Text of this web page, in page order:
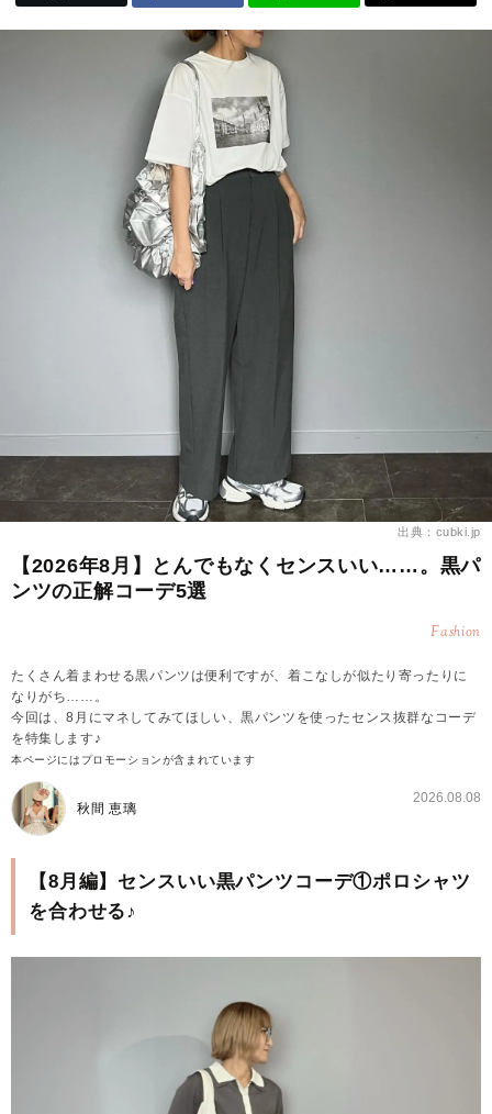
出典：cubki.jp
【2026年8月】とんでもなくセンスいい……。黒パ
ンツの正解コーデ5選
Fashion
たくさん着まわせる黒パンツは便利ですが、着こなしが似たり寄ったりに
なりがち……。
今回は、8月にマネしてみてほしい、黒パンツを使ったセンス抜群なコーデ
を特集します♪
本ページにはプロモーションが含まれています
秋間 恵璃
2026.08.08
【8月編】センスいい黒パンツコーデ①ポロシャツ
を合わせる♪